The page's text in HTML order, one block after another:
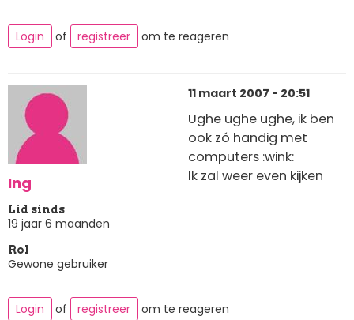
Login of registreer om te reageren
Ing
Lid sinds
19 jaar 6 maanden
Rol
Gewone gebruiker
11 maart 2007 - 20:51
Ughe ughe ughe, ik ben
ook zó handig met
computers :wink:
Ik zal weer even kijken
Login of registreer om te reageren